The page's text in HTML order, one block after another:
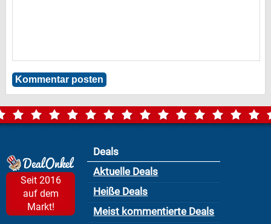
Seit 2016
auf dem
Markt!
Deals
Aktuelle Deals
Heiße Deals
Meist kommentierte Deals